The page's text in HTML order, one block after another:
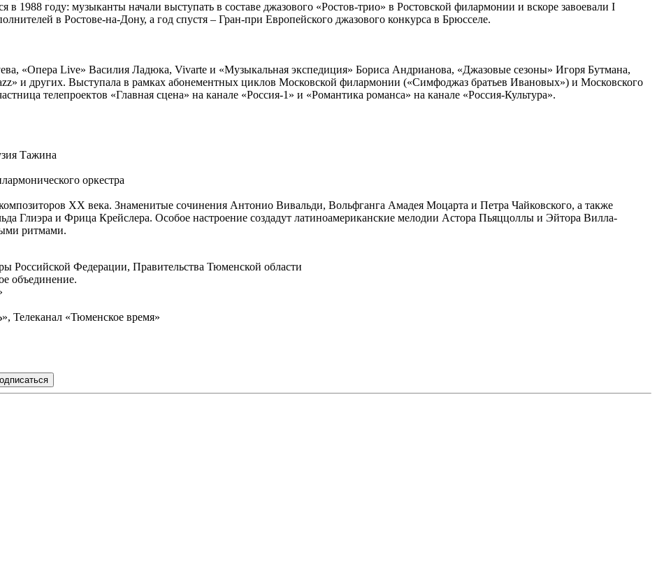
1988 году: музыканты начали выступать в составе джазового «Ростов-трио» в Ростовской филармонии и вскоре завоевали I
в Ростове-на-Дону, а год спустя – Гран-при Европейского джазового конкурса в Брюсселе.
«Опера Live» Василия Ладюка, Vivarte и «Музыкальная экспедиция» Бориса Андрианова, «Джазовые сезоны» Игоря Бутмана,
и других. Выступала в рамках абонементных циклов Московской филармонии («Симфоджаз братьев Ивановых») и Московского
телепроектов «Главная сцена» на канале «Россия-1» и «Романтика романса» на канале «Россия-Культура».
Тажина
оркестра
ХХ века. Знаменитые сочинения Антонио Вивальди, Вольфганга Амадея Моцарта и Петра Чайковского, а также
Глиэра и Фрица Крейслера. Особое настроение создадут латиноамериканские мелодии Астора Пьяццоллы и Эйтора Вилла-
ритмами.
Российской Федерации, Правительства Тюменской области
объединение.
«Тюменское время»